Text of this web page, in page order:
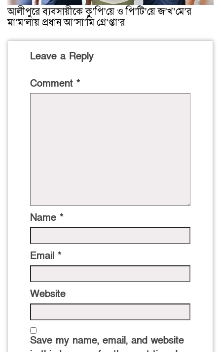
আলীপুরে ব্যবসায়ীকে কু’পি’য়ে ও পি’টি’য়ে জ’খ’মে’র
মা’ম’লায় প্রধান আ’সা’মি গ্রে’প্তা’র
Leave a Reply
Comment *
Name *
Email *
Website
Save my name, email, and website